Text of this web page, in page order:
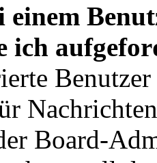
einem
ich
Board-